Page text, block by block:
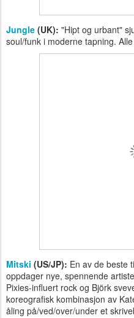
Jungle (UK): "Hipt og urbant"
soul/funk i moderne tapning.
Mitski (US/JP): En av de beste
oppdager nye, spennende
Pixies-influert rock og Björk
koreografisk kombinasjon av
åling på/ved/over/under et